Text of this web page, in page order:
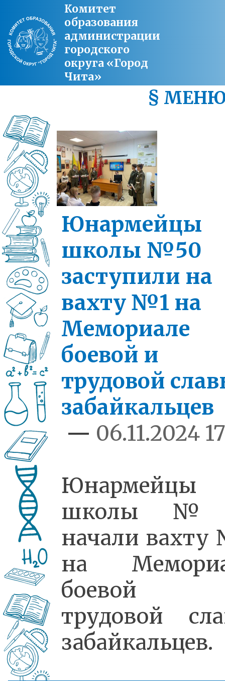
Комитет
образования
администрации
городского
округа «Город
Чита»
§
Юнармейцы
школы №50
заступили на
вахту №1 на
Мемориале
боевой и
трудовой
забайкальцев
— 06.11.2024
Юнармейцы
школы
начали
на
боевой
трудовой
забайкальцев.